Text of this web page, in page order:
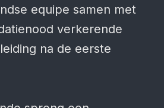
equipe samen met
verkerende
na de eerste